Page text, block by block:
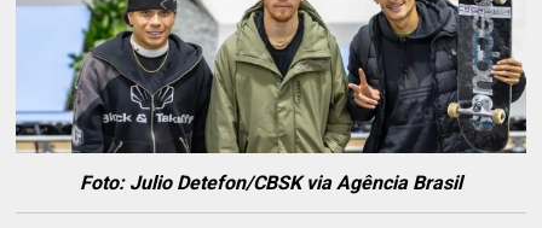
Foto: Julio Detefon/CBSK via Agência Brasil